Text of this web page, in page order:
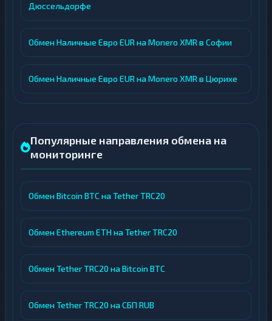
Дюссельдорфе
Обмен Наличные Евро EUR на Monero XMR в Софии
Обмен Наличные Евро EUR на Monero XMR в Цюрихе
Популярные направления обмена на
мониторинге
Обмен Bitcoin BTC на Tether TRC20
Обмен Ethereum ETH на Tether TRC20
Обмен Tether TRC20 на Bitcoin BTC
Обмен Tether TRC20 на СБП RUB